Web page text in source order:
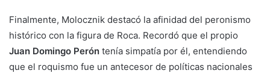
Finalmente, Molocznik destacó la afinidad del peronismo
histórico con la figura de Roca. Recordó que el propio
Juan Domingo Perón tenía simpatía por él, entendiendo
que el roquismo fue un antecesor de políticas nacionales